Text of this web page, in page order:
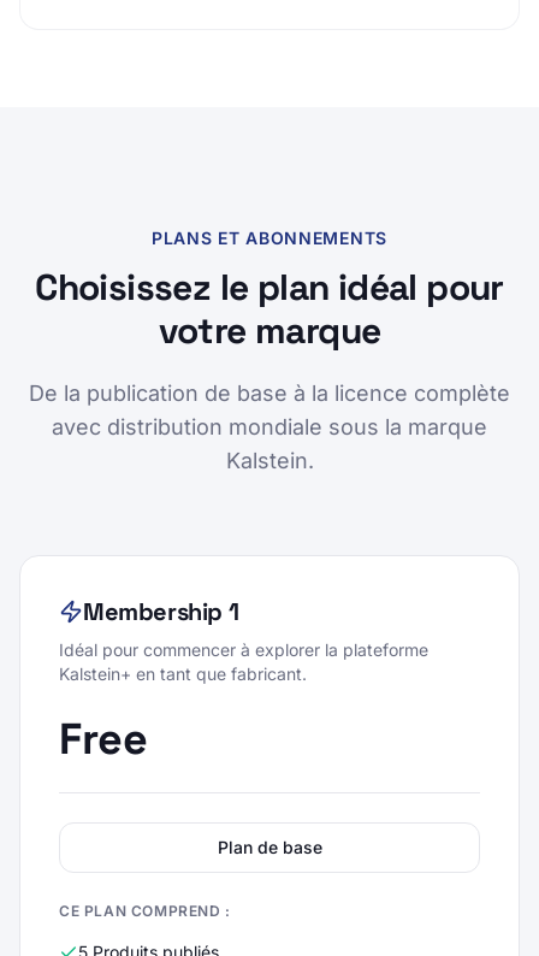
PLANS ET ABONNEMENTS
Choisissez le plan idéal pour
votre marque
De la publication de base à la licence complète
avec distribution mondiale sous la marque
Kalstein.
Membership 1
Idéal pour commencer à explorer la plateforme
Kalstein+ en tant que fabricant.
Free
Plan de base
CE PLAN COMPREND :
5 Produits publiés